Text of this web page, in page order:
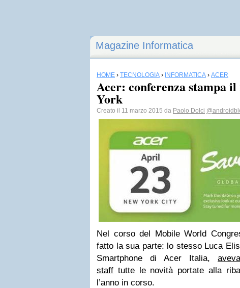
Magazine Informatica
HOME › TECNOLOGIA › INFORMATICA › ACER
Acer: conferenza stampa
York
Creato il 11 marzo 2015 da Paolo Dolci
Nel corso del Mobile World
fatto la sua parte: lo stesso Luca
Smartphone di Acer Italia,
staff tutte le novità portate alla
l’anno in corso.